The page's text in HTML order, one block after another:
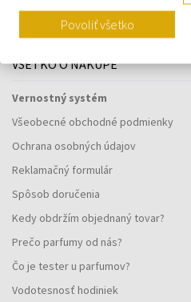
Na Bratislavskej 64/76, Šamorín, 931 01
VŠETKO O NÁKUPE
Vernostný systém
Všeobecné obchodné podmienky
Ochrana osobných údajov
Reklamačný formulár
Spôsob doručenia
Kedy obdržím objednaný tovar?
Prečo parfumy od nás?
Čo je tester u parfumov?
Vodotesnosť hodiniek
Povoliť všetko